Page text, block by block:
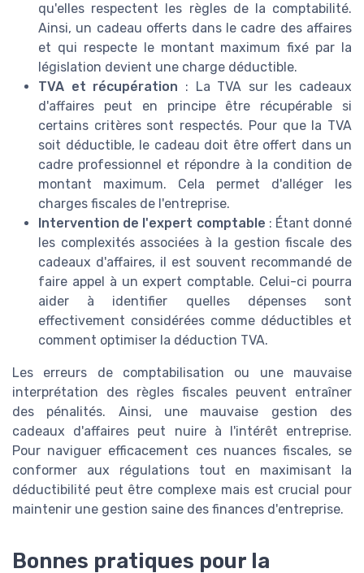
qu'elles respectent les règles de la comptabilité.
Ainsi, un cadeau offerts dans le cadre des affaires
et qui respecte le montant maximum fixé par la
législation devient une charge déductible.
TVA et récupération : La TVA sur les cadeaux
d'affaires peut en principe être récupérable si
certains critères sont respectés. Pour que la TVA
soit déductible, le cadeau doit être offert dans un
cadre professionnel et répondre à la condition de
montant maximum. Cela permet d'alléger les
charges fiscales de l'entreprise.
Intervention de l'expert comptable : Étant donné
les complexités associées à la gestion fiscale des
cadeaux d'affaires, il est souvent recommandé de
faire appel à un expert comptable. Celui-ci pourra
aider à identifier quelles dépenses sont
effectivement considérées comme déductibles et
comment optimiser la déduction TVA.
Les erreurs de comptabilisation ou une mauvaise
interprétation des règles fiscales peuvent entraîner
des pénalités. Ainsi, une mauvaise gestion des
cadeaux d'affaires peut nuire à l'intérêt entreprise.
Pour naviguer efficacement ces nuances fiscales, se
conformer aux régulations tout en maximisant la
déductibilité peut être complexe mais est crucial pour
maintenir une gestion saine des finances d'entreprise.
Bonnes pratiques pour la